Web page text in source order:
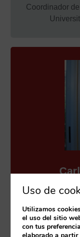
Coordinador
Enfermero
Creador de
Uso de
Utilizamos
el uso del sitio
con tus
elaborado a partir